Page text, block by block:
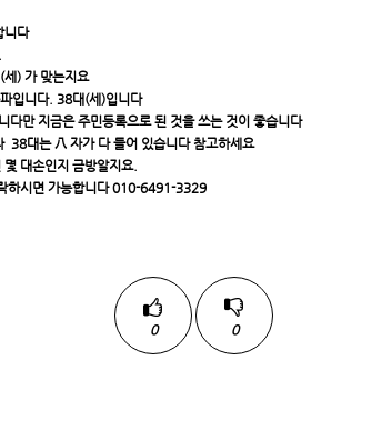
니다
) 가 맞는지요
입니다. 38대(세)입니다
만 지금은 주민등록으로 된 것을 쓰는 것이 좋습니다
38대는 八 자가 다 들어 있습니다 참고하세요
대손인지 금방알지요.
하시면 가능합니다 010-6491-3329
0 0